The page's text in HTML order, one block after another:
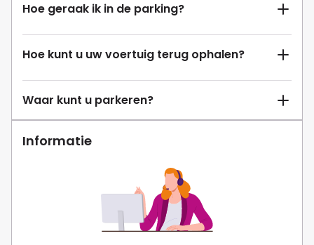
Hoe geraak ik in de parking?
Hoe kunt u uw voertuig terug ophalen?
Waar kunt u parkeren?
Informatie